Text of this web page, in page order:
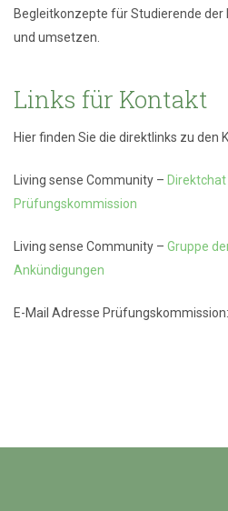
Begleitkonzepte für Studierende
und umsetzen.
Links für Kontakt
Hier finden Sie die direktlinks zu den
Living sense Community –
Prüfungskommission
Living sense Community – Gruppe
Ankündigungen
E-Mail Adresse Prüfungskommission: